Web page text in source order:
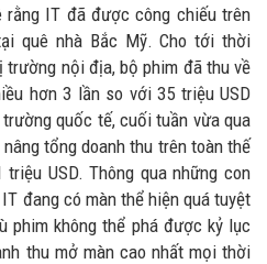
rằng IT đã được công chiếu trên
quê nhà Bắc Mỹ. Cho tới thời
nội địa, bộ phim đã thu về
hơn 3 lần so với 35 triệu USD
quốc tế, cuối tuần vừa qua
tổng doanh thu trên toàn thế
USD. Thông qua những con
đang có màn thể hiện quá tuyệt
phim không thể phá được kỷ lục
thu mở màn cao nhất mọi thời